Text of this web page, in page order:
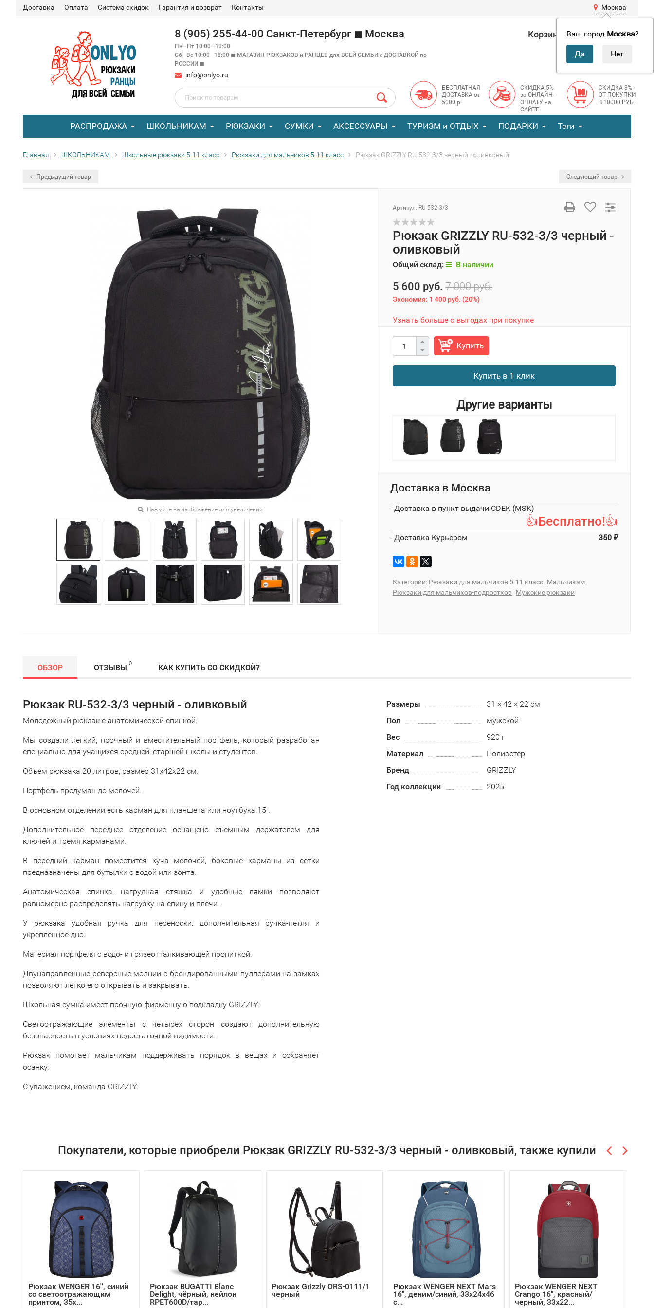
Доставка Оплата Система скидок Гарантия и возврат Контакты Москва
Ваш город Москва?
8 (905) 255-44-00 Санкт-Петербург ◼ Москва
Пн—Пт 10:00—19:00
Сб—Вс 10:00—18:00 ◼ МАГАЗИН РЮКЗАКОВ и РАНЦЕВ для ВСЕЙ СЕМЬИ с ДОСТАВКОЙ по
РОССИИ ◼
info@onlyo.ru
Корзина 0 0 руб.
БЕСПЛАТНАЯ
ДОСТАВКА от
5000 р!
СКИДКА 5%
за ОНЛАЙН-
ОПЛАТУ на
САЙТЕ!
СКИДКА 3%
ОТ ПОКУПКИ
В 10000 РУБ.!
РАСПРОДАЖА ШКОЛЬНИКАМ РЮКЗАКИ СУМКИ АКСЕССУАРЫ ТУРИЗМ и ОТДЫХ ПОДАРКИ Теги
Главная ШКОЛЬНИКАМ Школьные рюкзаки 5-11 класс Рюкзаки для мальчиков 5-11 класс Рюкзак GRIZZLY RU-532-3/3 черный - оливковый
Предыдущий товар Следующий товар
Нажмите на изображение для увеличения
Артикул: RU-532-3/3
Рюкзак GRIZZLY RU-532-3/3 черный -
оливковый
Общий склад: В наличии
5 600 руб. 7 000 руб.
Экономия: 1 400 руб. (20%)
Узнать больше о выгодах при покупке
Купить
Купить в 1 клик
Другие варианты
Доставка в Москва
- Доставка в пункт выдачи CDEK (MSK)
👍Бесплатно!👍
- Доставка Курьером 350 ₽
Категории: Рюкзаки для мальчиков 5-11 класс Мальчикам
Рюкзаки для мальчиков-подростков
Мужские рюкзаки
ОБЗОР ОТЗЫВЫ 0 КАК КУПИТЬ СО СКИДКОЙ?
Рюкзак RU-532-3/3 черный - оливковый
Молодежный рюкзак с анатомической спинкой.
Мы создали легкий, прочный и вместительный портфель, который разработан
специально для учащихся средней, старшей школы и студентов.
Объем рюкзака 20 литров, размер 31х42х22 см.
Портфель продуман до мелочей.
В основном отделении есть карман для планшета или ноутбука 15".
Дополнительное переднее отделение оснащено съемным держателем для
ключей и тремя карманами.
В передний карман поместится куча мелочей, боковые карманы из сетки
предназначены для бутылки с водой или зонта.
Анатомическая спинка, нагрудная стяжка и удобные лямки позволяют
равномерно распределять нагрузку на спину и плечи.
У рюкзака удобная ручка для переноски, дополнительная ручка-петля и
укрепленное дно.
Материал портфеля с водо- и грязеотталкивающей пропиткой.
Двунаправленные реверсные молнии с брендированными пуллерами на замках
позволяют легко его открывать и закрывать.
Школьная сумка имеет прочную фирменную подкладку GRIZZLY.
Светоотражающие элементы с четырех сторон создают дополнительную
безопасность в условиях недостаточной видимости.
Рюкзак помогает мальчикам поддерживать порядок в вещах и сохраняет
осанку.
С уважением, команда GRIZZLY.
Размеры
31 × 42 × 22 см
Пол
мужской
Вес
920 г
Материал
Полиэстер
Бренд
GRIZZLY
Год коллекции
2025
Покупатели, которые приобрели Рюкзак GRIZZLY RU-532-3/3 черный - оливковый, также купили
Рюкзак WENGER 16'', синий
со светоотражающим
принтом, 35x...
Рюкзак BUGATTI Blanc
Delight, чёрный, нейлон
RPET600D/тар...
Рюкзак Grizzly ORS-0111/1
черный
Рюкзак WENGER NEXT Mars
16", деним/синий, 33x24x46
с...
Рюкзак WENGER NEXT
Crango 16", красный/
черный, 33х22...